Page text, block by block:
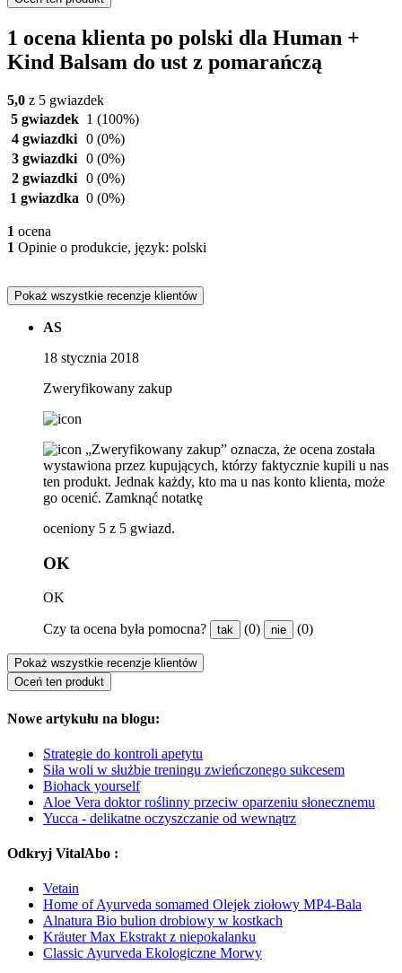
1 ocena klienta po polski dla Human +
Kind Balsam do ust z pomarańczą
5,0 z 5 gwiazdek
5 gwiazdek 1 (100%)
4 gwiazdki 0 (0%)
3 gwiazdki 0 (0%)
2 gwiazdki 0 (0%)
1 gwiazdka 0 (0%)
1 ocena
1 Opinie o produkcie, język: polski
Pokaż wszystkie recenzje klientów
AS
18 stycznia 2018
Zweryfikowany zakup
„Zweryfikowany zakup” oznacza, że ​​ocena została
wystawiona przez kupujących, którzy faktycznie kupili u nas
ten produkt. Jednak każdy, kto ma u nas konto klienta, może
go ocenić. Zamknąć notatkę
oceniony 5 z 5 gwiazd.
OK
OK
Czy ta ocena była pomocna? tak (0) nie (0)
Pokaż wszystkie recenzje klientów
Oceń ten produkt
Nowe artykułu na blogu:
Strategie do kontroli apetytu
Siła woli w służbie treningu zwieńczonego sukcesem
Biohack yourself
Aloe Vera doktor roślinny przeciw oparzeniu słonecznemu
Yucca - delikatne oczyszczanie od wewnątrz
Odkryj VitalAbo :
Vetain
Home of Ayurveda somamed Olejek ziołowy MP4-Bala
Alnatura Bio bulion drobiowy w kostkach
Kräuter Max Ekstrakt z niepokalanku
Classic Ayurveda Ekologiczne Morwy